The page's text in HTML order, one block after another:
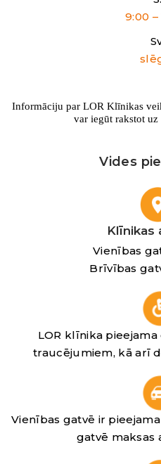
9:00 –
Informāciju par LOR Klīnikas
var iegūt rakstot
Vides
Klīnikas
Vienības
Brīvības
LOR klīnika
traucējumiem, kā arī
Vienības gatvē ir
gatvē maksas